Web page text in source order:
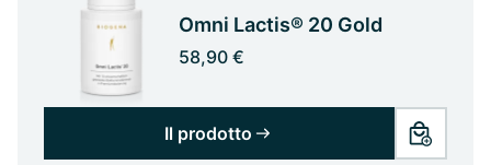
Omni Lactis® 20 Gold
58,90 €
Il prodotto